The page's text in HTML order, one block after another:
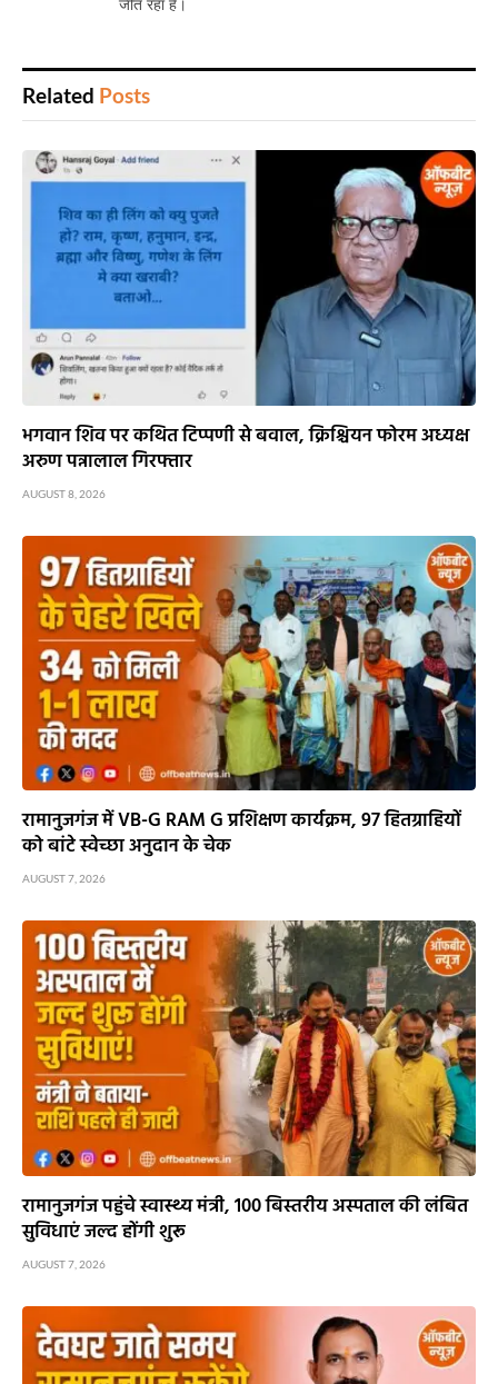
जीत रहा है।
Related Posts
भगवान शिव पर कथित टिप्पणी से बवाल, क्रिश्चियन फोरम अध्यक्ष
अरुण पन्नालाल गिरफ्तार
AUGUST 8, 2026
रामानुजगंज में VB-G RAM G प्रशिक्षण कार्यक्रम, 97 हितग्राहियों
को बांटे स्वेच्छा अनुदान के चेक
AUGUST 7, 2026
रामानुजगंज पहुंचे स्वास्थ्य मंत्री, 100 बिस्तरीय अस्पताल की लंबित
सुविधाएं जल्द होंगी शुरू
AUGUST 7, 2026